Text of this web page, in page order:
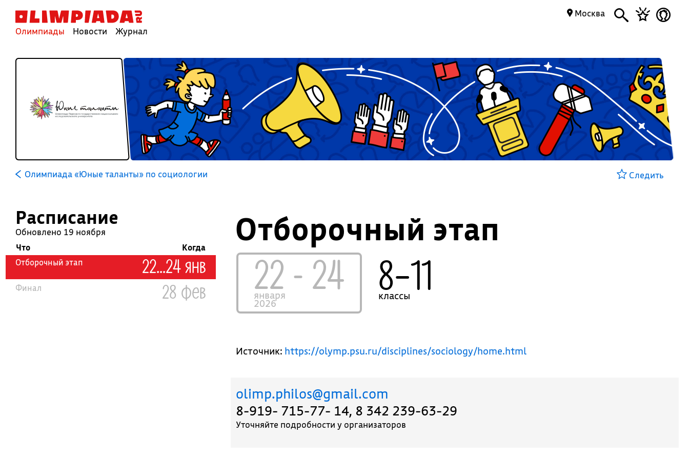
Олимпиады Новости Журнал
Москва
Олимпиада «Юные таланты» по социологии Следить
Расписание
Обновлено 19 ноября
Что
Когда
Отборочный этап
22...24 янв
Финал 28 фев
Отборочный этап
22 - 24
января
2026
8–11
классы
Источник: https://olymp.psu.ru/disciplines/sociology/home.html
olimp.philos@gmail.com
8-919- 715-77- 14, 8 342 239-63-29
Уточняйте подробности у организаторов